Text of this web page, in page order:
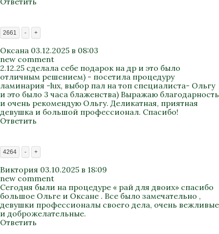
2661 - +
Оксана 03.12.2025 в 08:03
new comment
2.12.25 сделала себе подарок на др и это было
отличным решением) - посетила процедуру
ламинария -lux, выбор пал на топ специалиста- Ольгу
и это было 3 часа блаженства) Выражаю благодарность
и очень рекомендую Ольгу. Деликатная, приятная
девушка и большой профессионал. Спасибо!
Ответить
4264 - +
Виктория 03.10.2025 в 18:09
new comment
Сегодня были на процедуре « рай для двоих» спасибо
большое Ольге и Оксане . Все было замечательно ,
девушки профессионалы своего дела, очень вежливые
и доброжелательные.
Ответить